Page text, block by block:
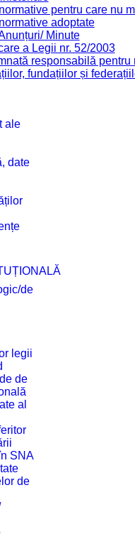
pentru care nu
adoptate
Minute
a Legii nr. 52/2003
responsabilă
fundațiilor și
ale
date
de
legii
de
al
SNA
de